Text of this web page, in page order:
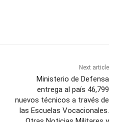
Next article
Ministerio de Defensa
entrega al país 46,799
nuevos técnicos a través de
las Escuelas Vocacionales.